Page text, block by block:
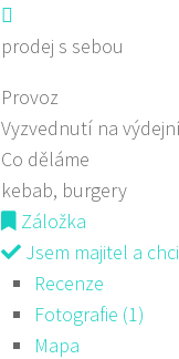
prodej s sebou
Provoz
Vyzvednutí na
Co děláme
kebab, burgery
Záložka
Jsem majitel a
Recenze
Fotografie (1)
Mapa